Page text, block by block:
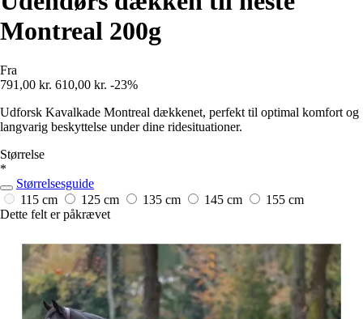
Montreal 200g
Fra
791,00 kr. 610,00 kr. -23%
Udforsk Kavalkade Montreal dækkenet, perfekt til optimal komfort og
langvarig beskyttelse under dine ridesituationer.
Størrelse
*
Størrelsesguide
115 cm
125 cm 135 cm 145 cm
155 cm
Dette felt er påkrævet